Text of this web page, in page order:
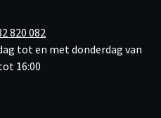
820 082
tot en met donderdag van
16:00